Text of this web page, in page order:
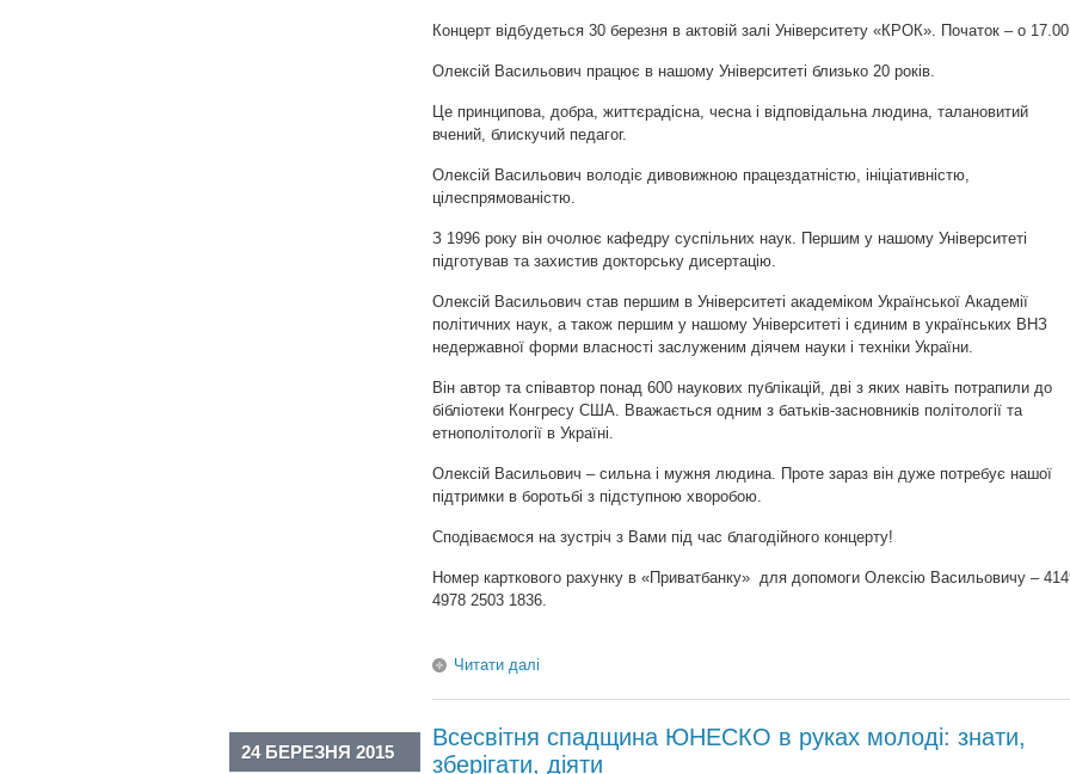
Концерт відбудеться 30 березня в актовій залі Університету «КРОК». Початок – о
Олексій Васильович працює в нашому Університеті близько 20 років.
Це принципова, добра, життєрадісна, чесна і відповідальна людина, талановитий
вчений, блискучий педагог.
Олексій Васильович володіє дивовижною працездатністю, ініціативністю,
цілеспрямованістю.
З 1996 року він очолює кафедру суспільних наук. Першим у нашому Університеті
підготував та захистив докторську дисертацію.
Олексій Васильович став першим в Університеті академіком Української Академії
політичних наук, а також першим у нашому Університеті і єдиним в українських ВНЗ
недержавної форми власності заслуженим діячем науки і техніки України.
Він автор та співавтор понад 600 наукових публікацій, дві з яких навіть потрапили до
бібліотеки Конгресу США. Вважається одним з батьків-засновників політології та
етнополітології в Україні.
Олексій Васильович – сильна і мужня людина. Проте зараз він дуже потребує нашої
підтримки в боротьбі з підступною хворобою.
Сподіваємося на зустріч з Вами під час благодійного концерту!
Номер карткового рахунку в «Приватбанку» для допомоги Олексію Васильовичу –
4978 2503 1836.
Читати далі
Всесвітня спадщина ЮНЕСКО в руках молоді: знати,
зберігати, діяти
24 БЕРЕЗНЯ 2015